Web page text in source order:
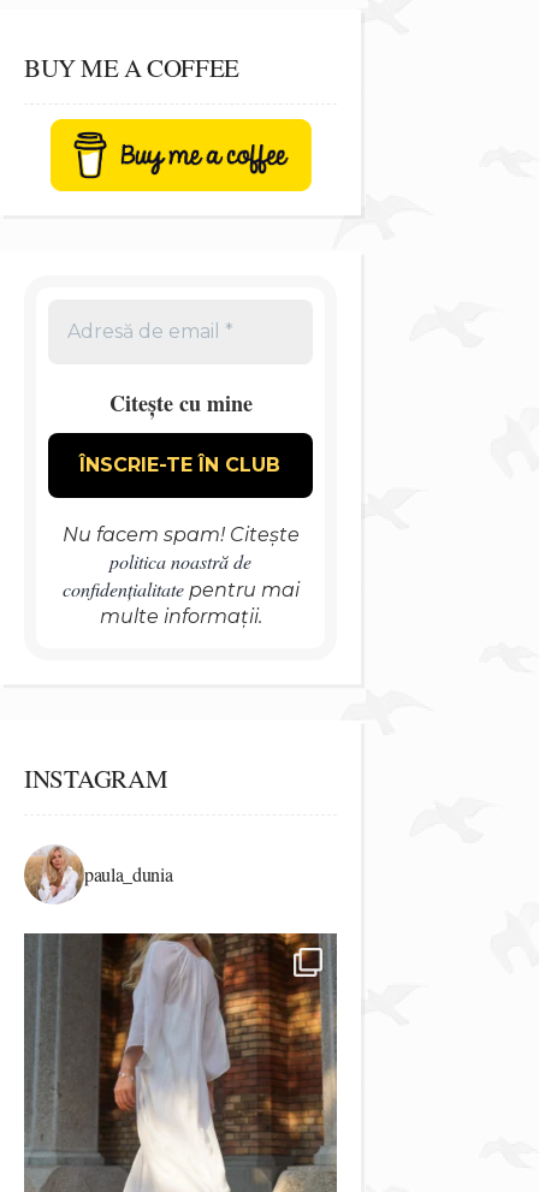
BUY ME A COFFEE
Citește cu mine
Nu facem spam! Citește
politica noastră de
confidențialitatepentru mai
multe informații.
INSTAGRAM
paula_dunia